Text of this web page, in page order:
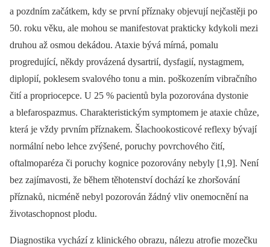
a pozdním začátkem, kdy se první příznaky objevují nejčastěji po
50. roku věku, ale mohou se manifestovat prakticky kdykoli mezi
druhou až osmou dekádou. Ataxie bývá mírná, pomalu
progredující, někdy provázená dysartrií, dysfagií, nystagmem,
diplopií, poklesem svalového tonu a min. poškozením vibračního
čití a propriocepce. U 25 % pa­cientů byla pozorována dystonie
a blefarospazmus. Charakteristickým symptomem je ataxie chůze,
která je vždy prvním příznakem. Šlachookosticové reflexy bývají
normální nebo lehce zvýšené, poruchy povrchového čití,
oftalmoparéza či poruchy kognice pozorovány nebyly [1,9]. Není
bez zajímavosti, že během těhotenství dochází ke zhoršování
příznaků, nicméně nebyl pozorován žádný vliv onemocnění na
životaschopnost plodu.
Diagnostika vychází z klinického obrazu, nálezu atrofie mozečku